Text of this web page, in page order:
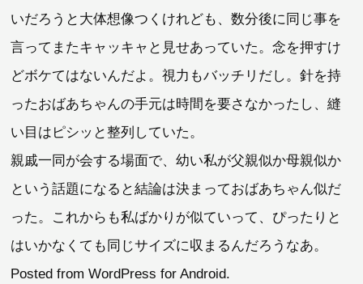
いだろうと大体想像つくけれども、数分後に同じ事を
言ってまたキャッキャと見せあっていた。念を押すけ
どボケてはないんだよ。視力もバッチリだし。針を持
ったおばあちゃんの手元は時間を要さなかったし、縫
い目はピシッと整列していた。
親戚一同が会する場面で、幼い私が父親似か母親似か
という話題になると結論は決まっておばあちゃん似だ
った。これからも私ばかりが似ていって、ぴったりと
はいかなくても同じサイズに収まるんだろうなあ。
Posted from WordPress for Android.